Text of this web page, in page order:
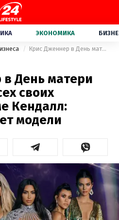
ЭКОНОМИКА
Крис Дженнер в День матери поздравила всех своих дочерей, кроме Кендалл: реакция и ответ модели
День матери
своих
Кендалл:
модели